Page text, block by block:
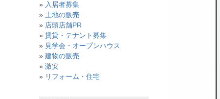
» 入居者募集
» 土地の販売
» 店頭店舗PR
» 賃貸・テナント募集
» 見学会・オープンハウス
» 建物の販売
» 激安
» リフォーム・住宅